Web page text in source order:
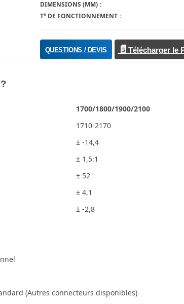
DIMENSIONS (MM)
T° DE FONCTIONNEMENT
QUESTIONS / DEVIS Télécharger le
1700/1800/1900/2100
1710-2170
± -14,4
± 1,5:1
± 52
± 4,1
± -2,8
(Autres connecteurs disponibles)